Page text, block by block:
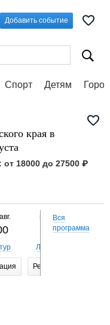
Добавить событие
Спорт Детям
края в
18000 до 27500 ₽
вс 30 авг.
10:00
Лидер тур
Регистрация
Вся
программа